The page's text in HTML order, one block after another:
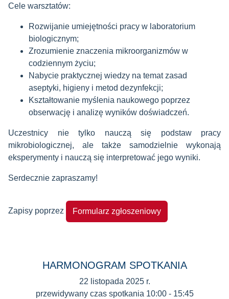
Cele warsztatów:
Rozwijanie umiejętności pracy w laboratorium
biologicznym;
Zrozumienie znaczenia mikroorganizmów w
codziennym życiu;
Nabycie praktycznej wiedzy na temat zasad
aseptyki, higieny i metod dezynfekcji;
Kształtowanie myślenia naukowego poprzez
obserwację i analizę wyników doświadczeń.
Uczestnicy nie tylko nauczą się podstaw pracy
mikrobiologicznej, ale także samodzielnie wykonają
eksperymenty i nauczą się interpretować jego wyniki.
Serdecznie zapraszamy!
Zapisy poprzez Formularz zgłoszeniowy
HARMONOGRAM SPOTKANIA
22 listopada 2025 r.
przewidywany czas spotkania 10:00 - 15:45